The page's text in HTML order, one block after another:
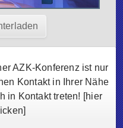
AZK-Konferenz ist nur
Kontakt in Ihrer Nähe
in Kontakt treten!
[hier